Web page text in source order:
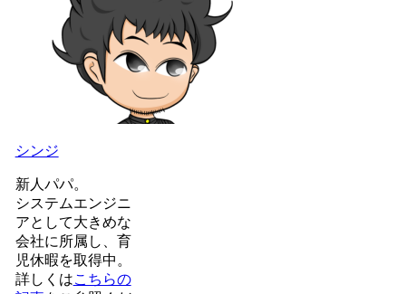
シンジ
新人パパ。
システムエンジニ
アとして大きめな
会社に所属し、育
児休暇を取得中。
詳しくはこちらの